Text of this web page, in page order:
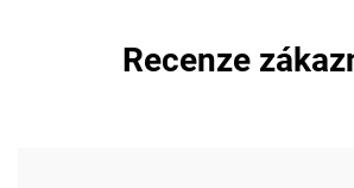
Recenze